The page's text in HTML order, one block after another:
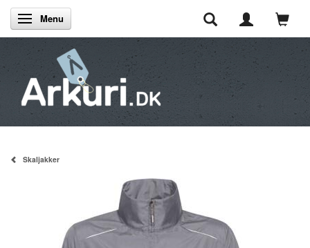
Skifte navigation
Menu
Skaljakker